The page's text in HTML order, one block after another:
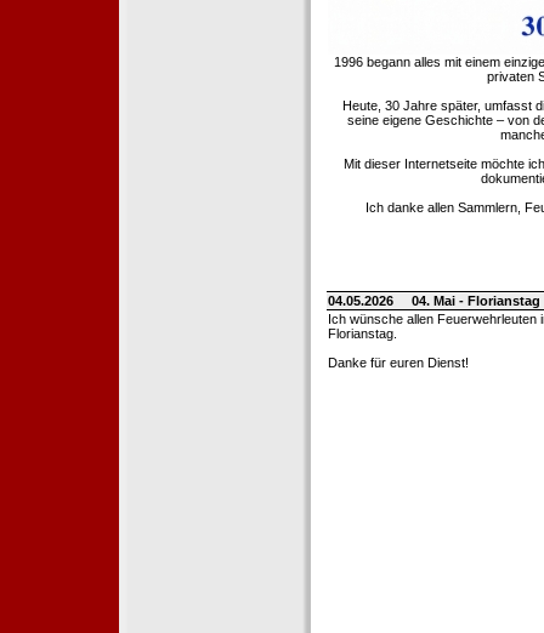
1996 begann alles mit einem
privaten
Heute, 30 Jahre später, umfasst
seine eigene Geschichte – von
Mit dieser Internetseite möchte
Ich danke allen Sammlern,
04.05.2026
04. Mai -
Ich wünsche allen Feuerwehrleuten
Florianstag.
Danke für euren Dienst!